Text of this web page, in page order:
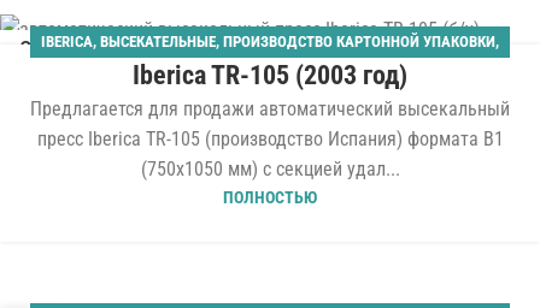
26IBERICA, ВЫСЕКАТЕЛЬНЫЕ, ПРОИЗВОДСТВО КАРТОННОЙ УПАКОВКИ,
ШТАНЦАГРЕГАТЫ
Iberica TR-105 (2003 год)
Предлагается для продажи автоматический высекальный
пресс Iberica TR-105 (производство Испания) формата B1
(750x1050 мм) с секцией удал...
ПОЛНОСТЬЮ